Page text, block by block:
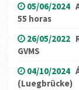
05/06/2024
55 horas
26/05/2022
GVMS
04/10/2024
(Luegbrücke)